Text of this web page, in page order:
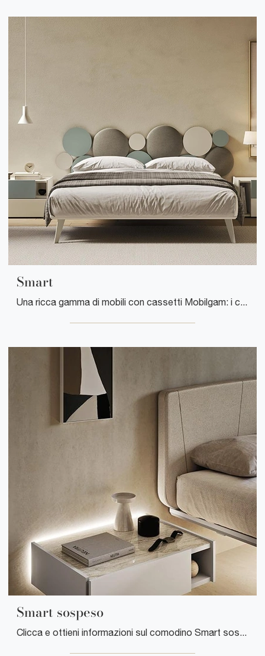
Smart
Una ricca gamma di mobili con cassetti Mobilgam: i comodini moderni in laccato opaco, come Smart, sono tra le soluzioni più belle.
Smart sospeso
Clicca e ottieni informazioni sul comodino Smart sospeso: Comodini e cassettiere di Mobilgam sono ideali per spazi moderni.